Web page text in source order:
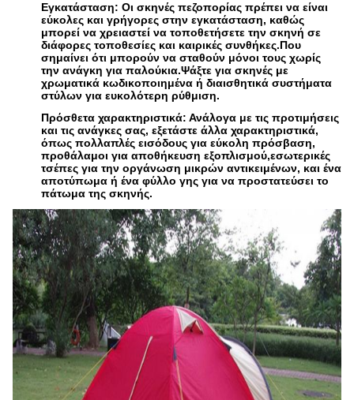
Εγκατάσταση: Οι σκηνές πεζοπορίας πρέπει να είναι
εύκολες και γρήγορες στην εγκατάσταση, καθώς
μπορεί να χρειαστεί να τοποθετήσετε την σκηνή σε
διάφορες τοποθεσίες και καιρικές συνθήκες.Που
σημαίνει ότι μπορούν να σταθούν μόνοι τους χωρίς
την ανάγκη για παλούκια.Ψάξτε για σκηνές με
χρωματικά κωδικοποιημένα ή διαισθητικά συστήματα
στύλων για ευκολότερη ρύθμιση.
Πρόσθετα χαρακτηριστικά: Ανάλογα με τις προτιμήσεις
και τις ανάγκες σας, εξετάστε άλλα χαρακτηριστικά,
όπως πολλαπλές εισόδους για εύκολη πρόσβαση,
προθάλαμοι για αποθήκευση εξοπλισμού,εσωτερικές
τσέπες για την οργάνωση μικρών αντικειμένων, και ένα
αποτύπωμα ή ένα φύλλο γης για να προστατεύσει το
πάτωμα της σκηνής.